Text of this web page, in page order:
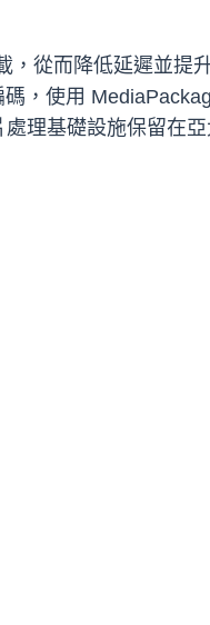
，從而降低延遲並提
，使用
理基礎設施保留在